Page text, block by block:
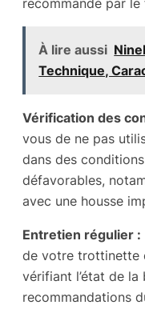
À lire aussi
Technique,
Vérification des
vous de ne pas
dans des
défavorables,
avec une housse
Entretien régulier :
de votre trottinette
vérifiant l’état de
recommandations